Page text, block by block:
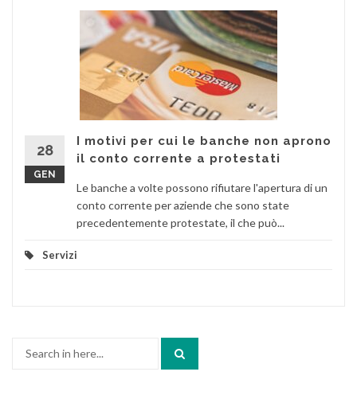
28
GEN
I motivi per cui le banche non aprono
il conto corrente a protestati
Le banche a volte possono rifiutare l'apertura di un
conto corrente per aziende che sono state
precedentemente protestate, il che può...
Servizi